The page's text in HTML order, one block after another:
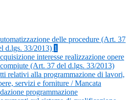
delle procedure (Art. 37
d.lgs. 33/2013) 1
interesse realizzazione opere
(Art. 37 del d.lgs. 33/2013)
relativi alla programmazione di lavori,
servizi e forniture / Mancata
programmazione